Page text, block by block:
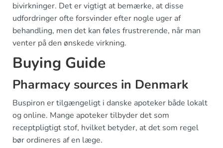
bivirkninger. Det er vigtigt at bemærke, at disse
udfordringer ofte forsvinder efter nogle uger af
behandling, men det kan føles frustrerende, når man
venter på den ønskede virkning.
Buying Guide
Pharmacy sources in Denmark
Buspiron er tilgængeligt i danske apoteker både lokalt
og online. Mange apoteker tilbyder det som
receptpligtigt stof, hvilket betyder, at det som regel
bør ordineres af en læge.